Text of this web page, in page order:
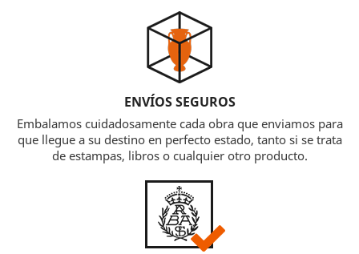
ENVÍOS SEGUROS
Embalamos cuidadosamente cada obra que enviamos para
que llegue a su destino en perfecto estado, tanto si se trata
de estampas, libros o cualquier otro producto.